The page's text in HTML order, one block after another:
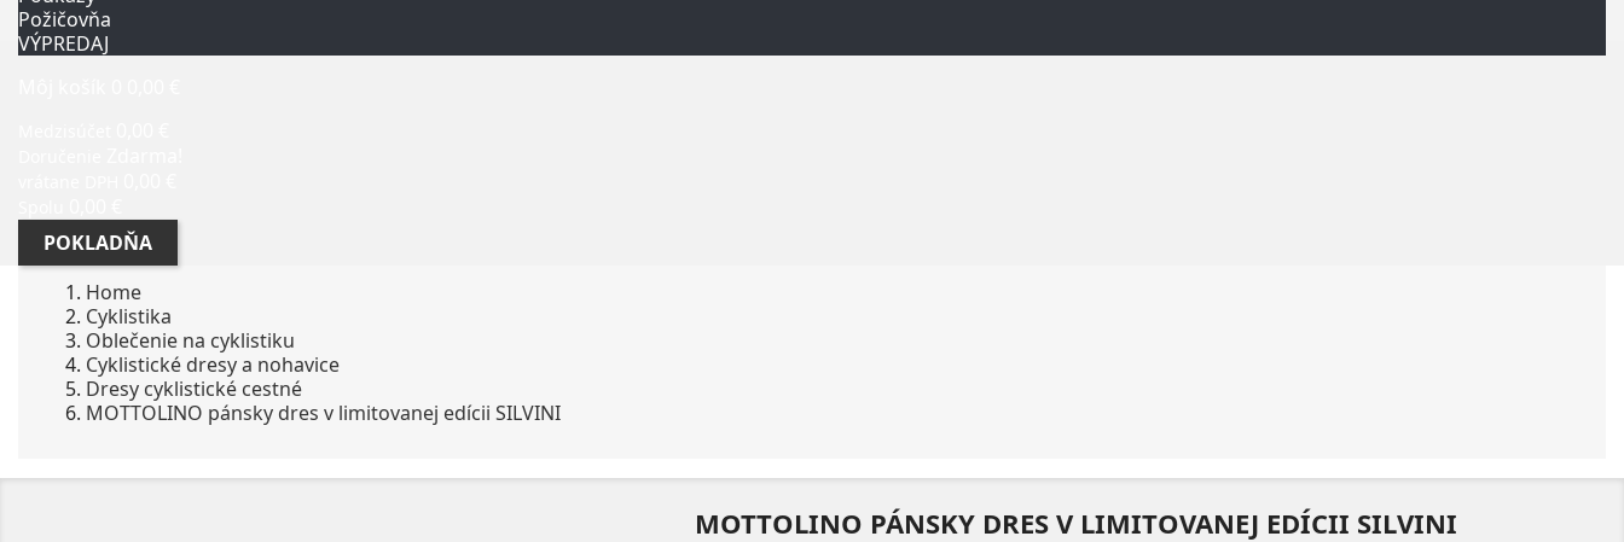
Požičovňa
VÝPREDAJ
POKLADŇA
Home
Cyklistika
Oblečenie na cyklistiku
Cyklistické dresy a nohavice
Dresy cyklistické cestné
MOTTOLINO pánsky dres v limitovanej edícii SILVINI
MOTTOLINO PÁNSKY DRES V LIMITOVANEJ EDÍCII SILVINI